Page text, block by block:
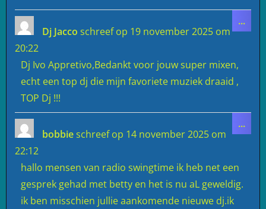
Dj Jacco schreef op 19 november 2025 om
20:22
Dj Ivo Appretivo,Bedankt voor jouw super mixen,
echt een top dj die mijn favoriete muziek draaid ,
TOP Dj !!!
...
deze
bobbie schreef op 14 november 2025 om
22:12
hallo mensen van radio swingtime ik heb net een
gesprek gehad met betty en het is nu aL geweldig.
ik ben misschien jullie aankomende nieuwe dj.ik
...
deze